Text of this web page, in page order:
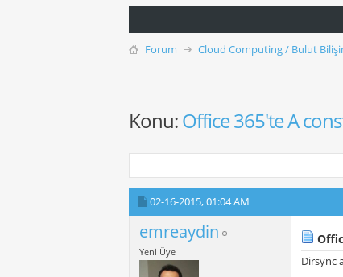
Forum Cloud Computing / Bulut
Konu:Office 365'te A
02-16-2015,01:04 AM
emreaydin
Yeni Üye
Dirsync